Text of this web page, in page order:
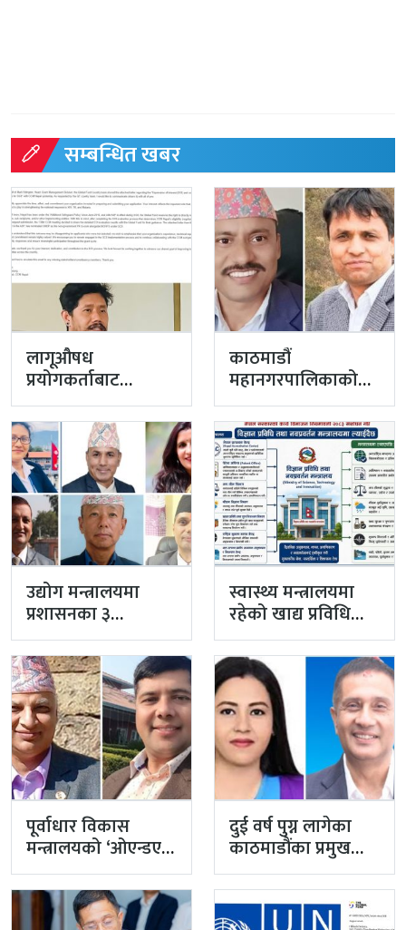
सम्बन्धित खबर
लागूऔषध
प्रयोगकर्ताबाट
सीसीएम उपाध्यक्ष
बनेका गुरुङको अवैध
इमेलले उठायो
अध्यक्ष…
काठमाडौं
महानगरपालिकाको
प्रमुख प्रशासकीय
अधिकृतमा अर्याल,
सहसचिव केसी
अख्तियारबाट ‘आउट’
उद्योग मन्त्रालयमा
प्रशासनका ३
सहसचिव फाजिलमा
स्वास्थ्य मन्त्रालयमा
रहेको खाद्य प्रविधि
तथा गुण नियन्त्रण
विभाग विज्ञान…
पूर्वाधार विकास
मन्त्रालयको ‘ओएन्डएम’
नटुंगिदा प्रशासनका
सहसचिवको भएन
व्यवस्थापन
दुई वर्ष पुग्न लागेका
काठमाडौंका प्रमुख
प्रशासकीय अधिकृत
गुरागाईं अवकाशमा,…